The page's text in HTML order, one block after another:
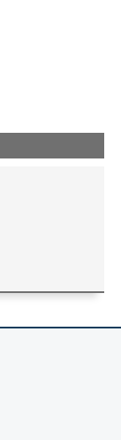
extern sida.)